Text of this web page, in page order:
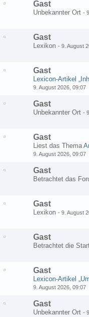
Gast
Unbekannter Ort -
Gast
Lexikon - 9. August
Gast
Lexicon-Artikel
9. August 2026, 09:07
Gast
Unbekannter Ort -
Gast
Liest das Thema
9. August 2026, 09:07
Gast
Betrachtet das
Gast
Lexikon - 9. August
Gast
Betrachtet die
Gast
Lexicon-Artikel
9. August 2026, 09:07
Gast
Unbekannter Ort -